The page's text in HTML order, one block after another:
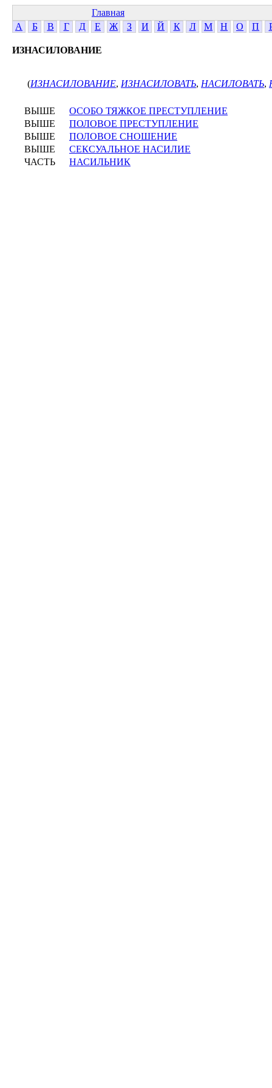
Главная
А
Б В Г Д Е Ж З И Й К Л М Н О П
ИЗНАСИЛОВАНИЕ
(ИЗНАСИЛОВАНИЕ, ИЗНАСИЛОВАТЬ, НАСИЛОВАТЬ,
ВЫШЕ
ОСОБО ТЯЖКОЕ ПРЕСТУПЛЕНИЕ
ВЫШЕ
ПОЛОВОЕ ПРЕСТУПЛЕНИЕ
ВЫШЕ
ПОЛОВОЕ СНОШЕНИЕ
ВЫШЕ
СЕКСУАЛЬНОЕ НАСИЛИЕ
ЧАСТЬ
НАСИЛЬНИК